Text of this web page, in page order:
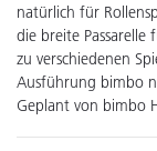
natürlich für
die breite
zu verschiedenen
Ausführung bimbo
Geplant von bimbo